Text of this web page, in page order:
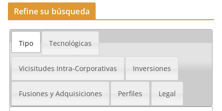
Refine su búsqueda
Tipo Tecnológicas
Vicisitudes Intra-Corporativas Inversiones
Fusiones y Adquisiciones Perfiles Legal